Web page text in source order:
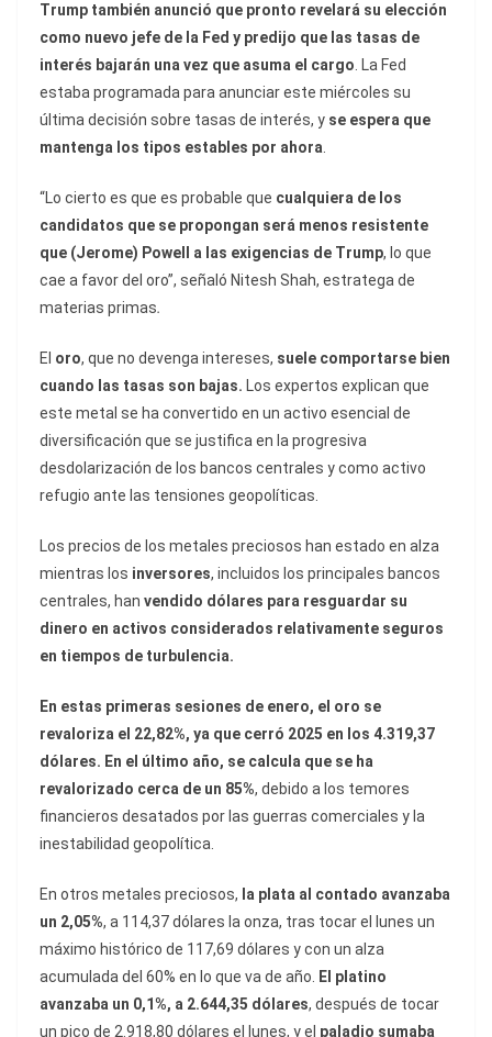
Trump también anunció que pronto revelará su elección
como nuevo jefe de la Fed y predijo que las tasas de
interés bajarán una vez que asuma el cargo. La Fed
estaba programada para anunciar este miércoles su
última decisión sobre tasas de interés, y se espera que
mantenga los tipos estables por ahora.
“Lo cierto es que es probable que cualquiera de los
candidatos que se propongan será menos resistente
que (Jerome) Powell a las exigencias de Trump, lo que
cae a favor del oro”, señaló Nitesh Shah, estratega de
materias primas.
El oro, que no devenga intereses, suele comportarse bien
cuando las tasas son bajas. Los expertos explican que
este metal se ha convertido en un activo esencial de
diversificación que se justifica en la progresiva
desdolarización de los bancos centrales y como activo
refugio ante las tensiones geopolíticas.
Los precios de los metales preciosos han estado en alza
mientras los inversores, incluidos los principales bancos
centrales, han vendido dólares para resguardar su
dinero en activos considerados relativamente seguros
en tiempos de turbulencia.
En estas primeras sesiones de enero, el oro se
revaloriza el 22,82%, ya que cerró 2025 en los 4.319,37
dólares. En el último año, se calcula que se ha
revalorizado cerca de un 85%, debido a los temores
financieros desatados por las guerras comerciales y la
inestabilidad geopolítica.
En otros metales preciosos, la plata al contado avanzaba
un 2,05%, a 114,37 dólares la onza, tras tocar el lunes un
máximo histórico de 117,69 dólares y con un alza
acumulada del 60% en lo que va de año. El platino
avanzaba un 0,1%, a 2.644,35 dólares, después de tocar
un pico de 2.918,80 dólares el lunes, y el paladio sumaba